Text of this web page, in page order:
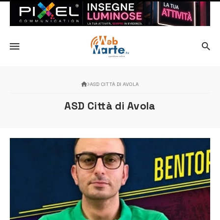
ASD CITTÀ DI AVOLA
ASD Città di Avola